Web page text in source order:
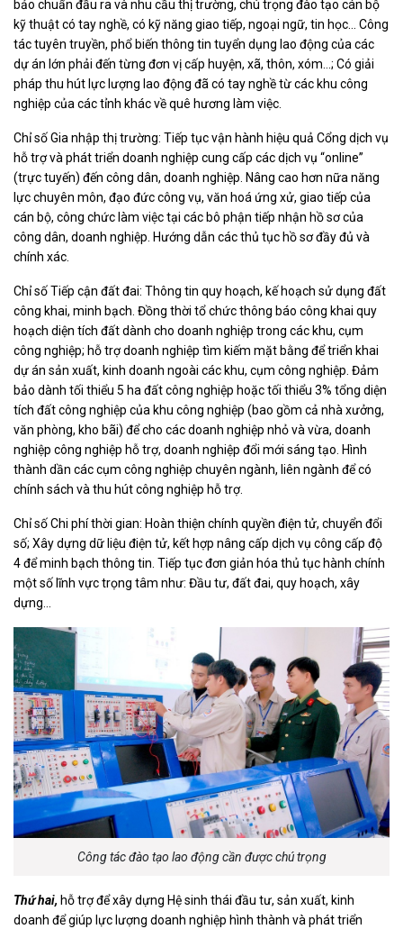
bảo chuẩn đầu ra và nhu cầu thị trường, chú trọng đào tạo cán bộ
kỹ thuật có tay nghề, có kỹ năng giao tiếp, ngoại ngữ, tin học… Công
tác tuyên truyền, phổ biến thông tin tuyển dụng lao động của các
dự án lớn phải đến từng đơn vị cấp huyện, xã, thôn, xóm…; Có giải
pháp thu hút lực lượng lao động đã có tay nghề từ các khu công
nghiệp của các tỉnh khác về quê hương làm việc.
Chỉ số Gia nhập thị trường: Tiếp tục vận hành hiệu quả Cổng dịch vụ
hỗ trợ và phát triển doanh nghiệp cung cấp các dịch vụ “online”
(trực tuyến) đến công dân, doanh nghiệp. Nâng cao hơn nữa năng
lực chuyên môn, đạo đức công vụ, văn hoá ứng xử, giao tiếp của
cán bộ, công chức làm việc tại các bô phận tiếp nhận hồ sơ của
công dân, doanh nghiệp. Hướng dẫn các thủ tục hồ sơ đầy đủ và
chính xác.
Chỉ số Tiếp cận đất đai: Thông tin quy hoạch, kế hoạch sử dụng đất
công khai, minh bạch. Đồng thời tổ chức thông báo công khai quy
hoạch diện tích đất dành cho doanh nghiệp trong các khu, cụm
công nghiệp; hỗ trợ doanh nghiệp tìm kiếm mặt bằng để triển khai
dự án sản xuất, kinh doanh ngoài các khu, cụm công nghiệp. Đảm
bảo dành tối thiểu 5 ha đất công nghiệp hoặc tối thiểu 3% tổng diện
tích đất công nghiệp của khu công nghiệp (bao gồm cả nhà xưởng,
văn phòng, kho bãi) để cho các doanh nghiệp nhỏ và vừa, doanh
nghiệp công nghiệp hỗ trợ, doanh nghiệp đổi mới sáng tạo. Hình
thành dần các cụm công nghiệp chuyên ngành, liên ngành để có
chính sách và thu hút công nghiệp hỗ trợ.
Chỉ số Chi phí thời gian: Hoàn thiện chính quyền điện tử, chuyển đổi
số; Xây dựng dữ liệu điện tử, kết hợp nâng cấp dịch vụ công cấp độ
4 để minh bạch thông tin. Tiếp tục đơn giản hóa thủ tục hành chính
một số lĩnh vực trọng tâm như: Đầu tư, đất đai, quy hoạch, xây
dựng…
Công tác đào tạo lao động cần được chú trọng
Thứ hai, hỗ trợ để xây dựng Hệ sinh thái đầu tư, sản xuất, kinh
doanh để giúp lực lượng doanh nghiệp hình thành và phát triển